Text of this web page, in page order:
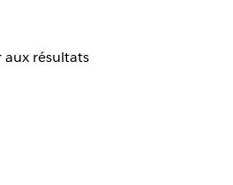
aux résultats